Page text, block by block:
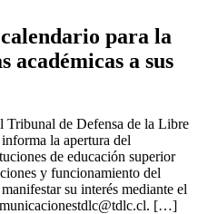
para la
académicas a sus
Tribunal de Defensa de la Libre
la apertura del
de educación superior
y funcionamiento del
su interés mediante el
. […]